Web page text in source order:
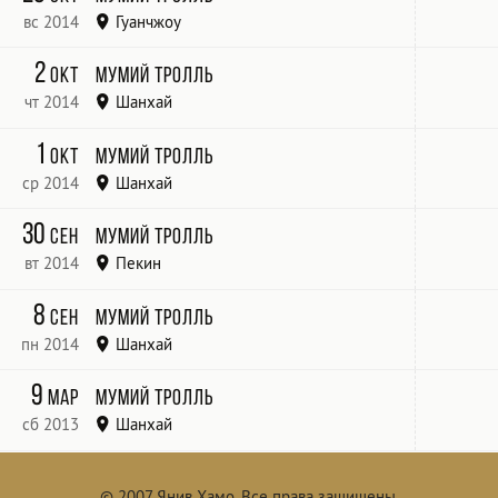
вс 2014 Гуанчжоу
2окт
чт 2014
Мумий Тролль
Шанхай
1окт
ср 2014
Мумий Тролль
Шанхай
30сен
вт 2014
Мумий Тролль
Пекин
8сен
пн 2014
Мумий Тролль
Шанхай
9мар
сб 2013
Мумий Тролль
Шанхай